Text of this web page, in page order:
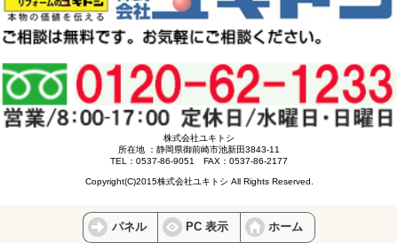
株式会社ユキトシ
所在地 ：静岡県御前崎市池新田3843-11
TEL：0537-86-9051 FAX：0537-86-2177
Copyright(C)2015株式会社ユキトシ All Rights Reserved.
パネル PC 表示 ホーム